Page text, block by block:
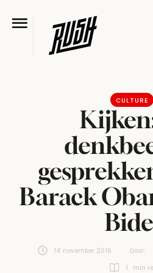
CULTURE
Barack
14 november 2016 Door:
1
min